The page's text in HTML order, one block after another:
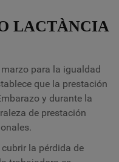
LACTÀNCIA
para la igualdad
que la prestación
y durante la
de prestación
la pérdida de